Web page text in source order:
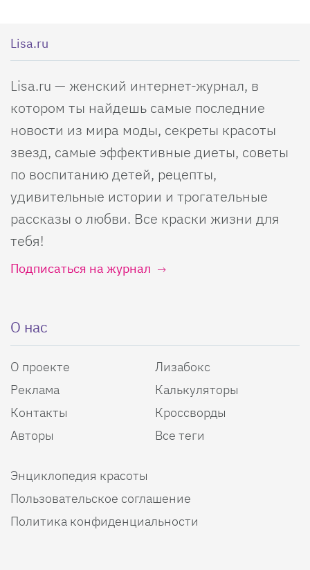
Lisa.ru
Lisa.ru — женский интернет-журнал, в
котором ты найдешь самые последние
новости из мира моды, секреты красоты
звезд, самые эффективные диеты, советы
по воспитанию детей, рецепты,
удивительные истории и трогательные
рассказы о любви. Все краски жизни для
тебя!
Подписаться на журнал
О нас
О проекте
Реклама
Контакты
Авторы
Лизабокс
Калькуляторы
Кроссворды
Все теги
Энциклопедия красоты
Пользовательское соглашение
Политика конфиденциальности